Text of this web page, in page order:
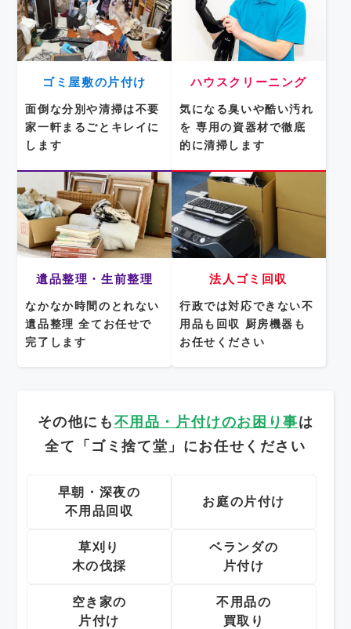
ゴミ屋敷の片付け
面倒な分別や清掃は不要
家一軒まるごとキレイに
します
ハウスクリーニング
気になる臭いや酷い汚れ
を 専用の資器材で徹底
的に清掃します
遺品整理・生前整理
なかなか時間のとれない
遺品整理 全てお任せで
完了します
法人ゴミ回収
行政では対応できない不
用品も回収
厨房機器も
お任せください
その他にも 不用品・片付けのお困り事は
全て「ゴミ捨て堂」にお任せください
早朝・深夜の
不用品回収
お庭の片付け
草刈り
木の伐採
ベランダの
片付け
空き家の
片付け
不用品の
買取り